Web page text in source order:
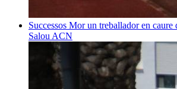
Successos Mor un treballador en caure
Salou ACN